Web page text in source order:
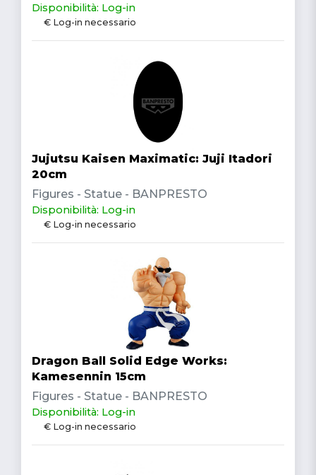
Disponibilità: Log-in
€ Log-in necessario
Jujutsu Kaisen Maximatic: Juji Itadori
20cm
Figures - Statue - BANPRESTO
Disponibilità: Log-in
€ Log-in necessario
Dragon Ball Solid Edge Works:
Kamesennin 15cm
Figures - Statue - BANPRESTO
Disponibilità: Log-in
€ Log-in necessario